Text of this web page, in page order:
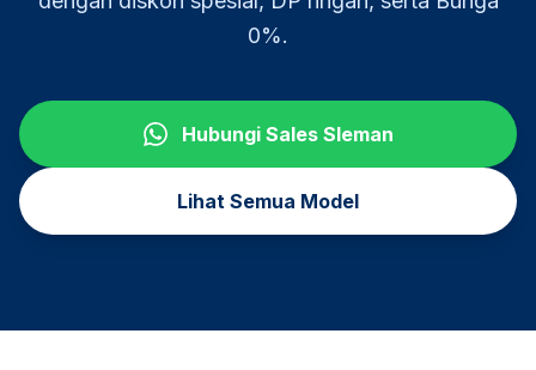
0%.
Hubungi Sales Sleman
Lihat Semua Model